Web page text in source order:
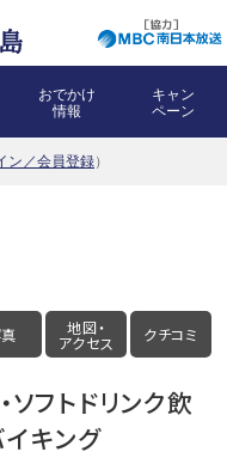
おでかけ
情報
キャン
ペーン
ン／会員登録）
地図・
アクセス クチコミ
ソフトドリンク飲
キング